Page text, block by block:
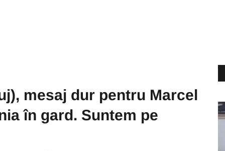
mesaj dur pentru Marcel
în gard. Suntem pe